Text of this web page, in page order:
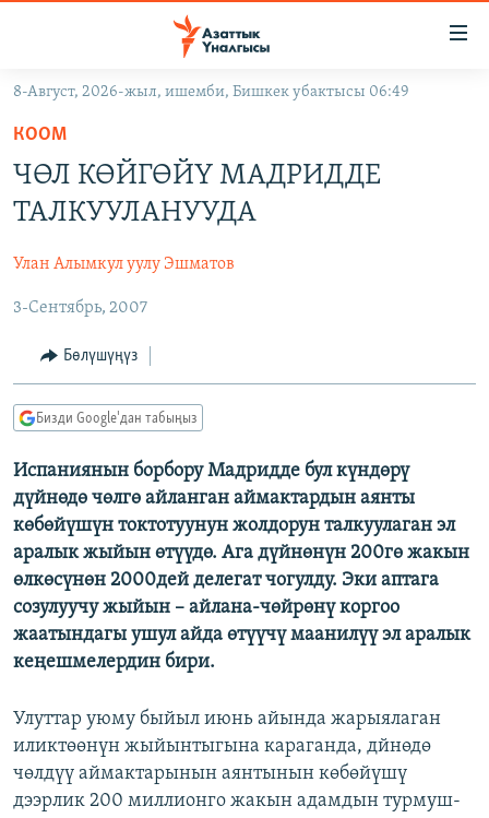
Навигацияга
өтүңүз
Издөөгө
салыңыз
КЫРГЫЗСТАН
ЭКОНОМИКА
МАДАНИЯТ
БОРБОР АЗИЯ
АТАЙЫН ИЛИКТӨӨ
ТВ ПРОГРАММАЛАР
БҮГҮН АЗАТТЫКТА
БИЗ ЖАНА ДҮЙНӨ
ДАНИСТЕ
ЭЖЕ-СИҢДИЛЕР
АЗАТТЫК+
ЫҢГАЙСЫЗ СУРООЛОР
ПОДКАСТ
ӨЗГӨЧӨ ПИКИР
ОНЛАЙН ШЕРИНЕ
ЭЕ/АРнун бардык сайттары
8-Август, 2026-жыл, ишемби, Бишкек убактысы 06:49
КООМ
ЧӨЛ КӨЙГӨЙҮ МАДРИДДЕ
ТАЛКУУЛАНУУДА
Улан Алымкул уулу Эшматов
3-Сентябрь, 2007
Бөлүшүңүз
Бизди Google'дан табыңыз
Испаниянын борбору Мадридде бул күндөрү
дүйнөдө чөлгө айланган аймактардын аянты
көбөйүшүн токтотуунун жолдорун талкуулаган эл
аралык жыйын өтүүдө. Ага дүйнөнүн 200гө жакын
өлкөсүнөн 2000дей делегат чогулду. Эки аптага
созулуучу жыйын – айлана-чөйрөнү коргоо
жаатындагы ушул айда өтүүчү маанилүү эл аралык
кеңешмелердин бири.
Улуттар уюму быйыл июнь айында жарыялаган
иликтөөнүн жыйынтыгына караганда, дйнөдө
чөлдүү аймактарынын аянтынын көбөйүшү
дээрлик 200 миллионго жакын адамдын турмуш-